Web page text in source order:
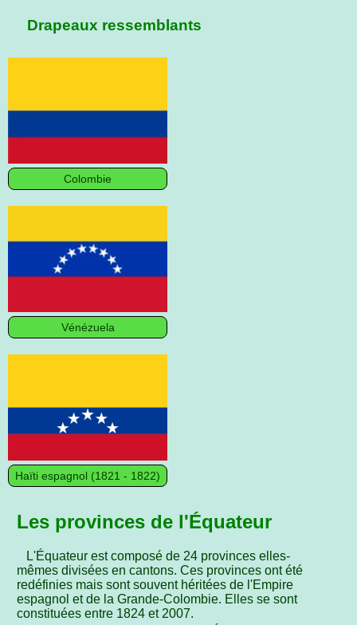
Drapeaux ressemblants
Colombie
Vénézuela
Haïti espagnol (1821 - 1822)
Les provinces de l'Équateur
L'Équateur est composé de 24 provinces elles-
mêmes divisées en cantons. Ces provinces ont été
redéfinies mais sont souvent héritées de l'Empire
espagnol et de la Grande-Colombie. Elles se sont
constituées entre 1824 et 2007.